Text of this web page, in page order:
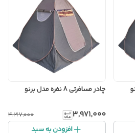
چادر مسافرتی 8 نفره مدل برنو
۳٬۹۷۱٬۰۰۰ ۴٬۲۱۷٬۰۰۰
افزودن به سبد